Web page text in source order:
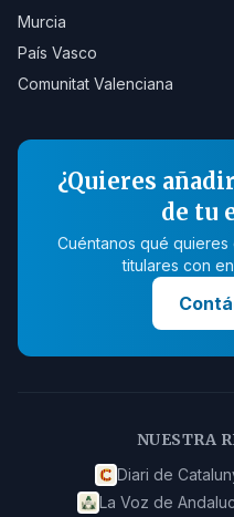
Murcia
País Vasco
Comunitat Valenciana
¿Quieres
de tu
Cuéntanos qué
titulares con
NUESTRA
Diari de
La Voz de